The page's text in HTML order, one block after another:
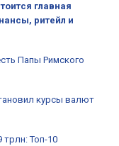
главная
ритейл и
Папы Римского
курсы валют
трлн: Топ-10